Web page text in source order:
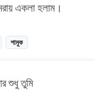
একলা হলাম।
শামুক
শুধু তুমি